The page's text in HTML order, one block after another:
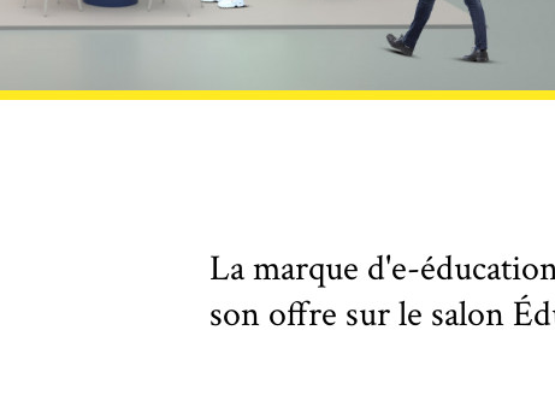
La marque d'e-
son offre sur le salon